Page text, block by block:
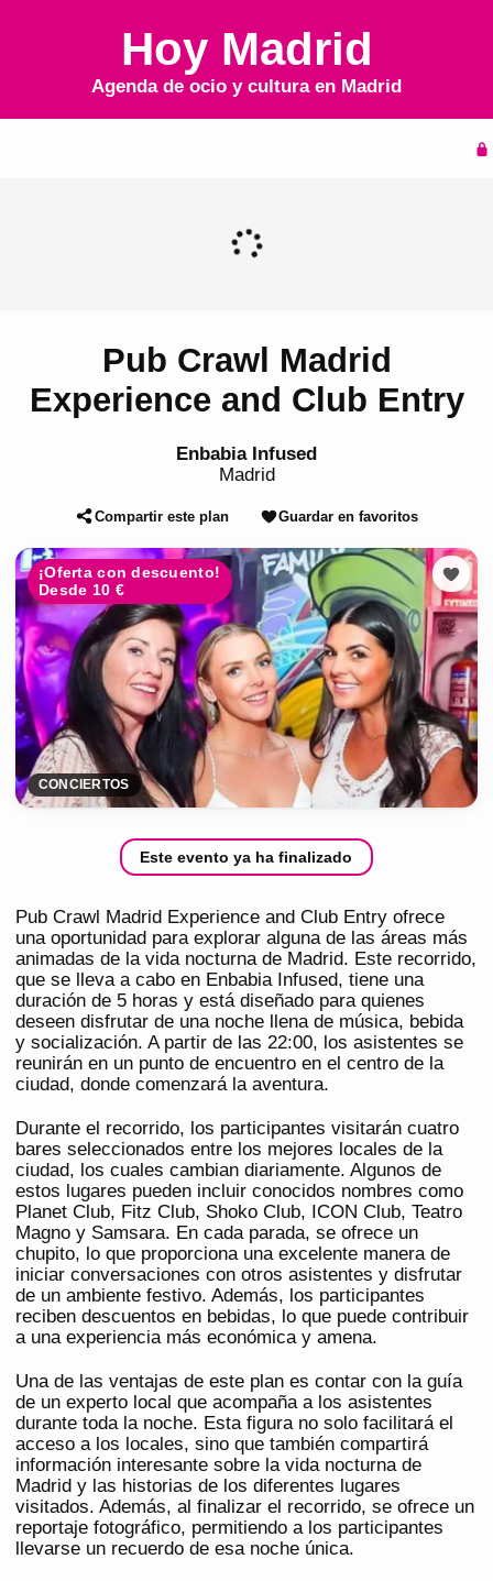
Hoy Madrid
Agenda de ocio y cultura en Madrid
Pub Crawl Madrid
Experience and Club Entry
Enbabia Infused
Madrid
Compartir este plan Guardar en favoritos
¡Oferta con descuento!
Desde 10 €
CONCIERTOS
Este evento ya ha finalizado
Pub Crawl Madrid Experience and Club Entry ofrece
una oportunidad para explorar alguna de las áreas más
animadas de la vida nocturna de Madrid. Este recorrido,
que se lleva a cabo en Enbabia Infused, tiene una
duración de 5 horas y está diseñado para quienes
deseen disfrutar de una noche llena de música, bebida
y socialización. A partir de las 22:00, los asistentes se
reunirán en un punto de encuentro en el centro de la
ciudad, donde comenzará la aventura.
Durante el recorrido, los participantes visitarán cuatro
bares seleccionados entre los mejores locales de la
ciudad, los cuales cambian diariamente. Algunos de
estos lugares pueden incluir conocidos nombres como
Planet Club, Fitz Club, Shoko Club, ICON Club, Teatro
Magno y Samsara. En cada parada, se ofrece un
chupito, lo que proporciona una excelente manera de
iniciar conversaciones con otros asistentes y disfrutar
de un ambiente festivo. Además, los participantes
reciben descuentos en bebidas, lo que puede contribuir
a una experiencia más económica y amena.
Una de las ventajas de este plan es contar con la guía
de un experto local que acompaña a los asistentes
durante toda la noche. Esta figura no solo facilitará el
acceso a los locales, sino que también compartirá
información interesante sobre la vida nocturna de
Madrid y las historias de los diferentes lugares
visitados. Además, al finalizar el recorrido, se ofrece un
reportaje fotográfico, permitiendo a los participantes
llevarse un recuerdo de esa noche única.